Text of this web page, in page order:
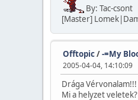
By: Tac-csont
[Master]
Offtopic/-=My
2005-04-04, 14:10:09
Drága Vérvonalam!!!
Mi a helyzet veletek?